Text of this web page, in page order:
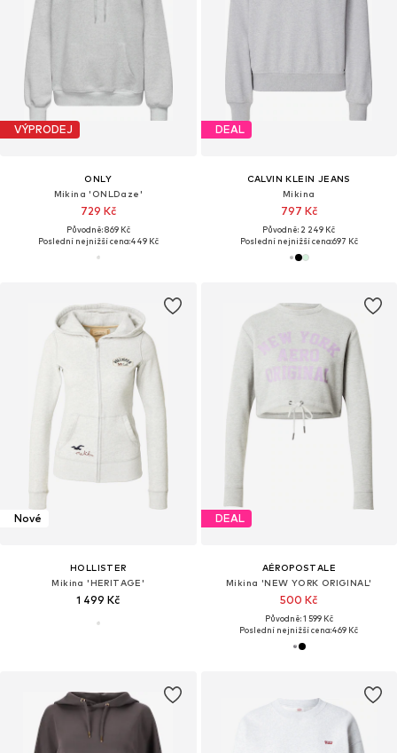
VÝPRODEJ
ONLY
Mikina 'ONLDaze'
729 Kč
Původně: 869 Kč
Poslední nejnižší cena:449 Kč
DEAL
CALVIN KLEIN JEANS
Mikina
797 Kč
Původně: 2 249 Kč
Poslední nejnižší cena:697 Kč
Nové
HOLLISTER
Mikina 'HERITAGE'
1 499 Kč
DEAL
AÉROPOSTALE
Mikina 'NEW YORK ORIGINAL'
500 Kč
Původně: 1 599 Kč
Poslední nejnižší cena:469 Kč